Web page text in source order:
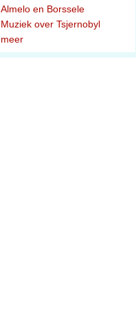
Almelo en Borssele
Muziek over Tsjernobyl
meer